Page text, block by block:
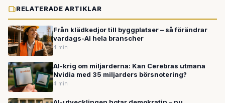
RELATERADE ARTIKLAR
Från klädkedjor till byggplatser – så förändrar
vardags-AI hela branscher
4 min
AI-krig om miljarderna: Kan Cerebras utmana
Nvidia med 35 miljarders börsnotering?
4 min